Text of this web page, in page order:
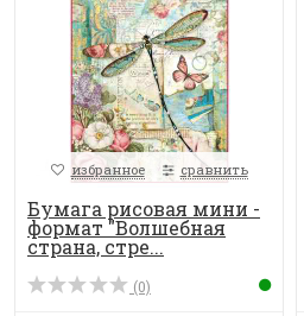
избранное сравнить
Бумага рисовая мини -
формат "Волшебная
страна, стре...
(0)